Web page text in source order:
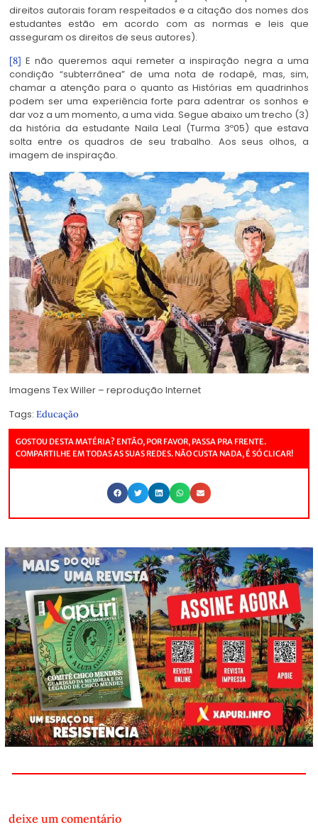
direitos autorais foram respeitados e a citação dos nomes dos
estudantes estão em acordo com as normas e leis que
asseguram os direitos de seus autores).
[8] E não queremos aqui remeter a inspiração negra a uma
condição “subterrânea” de uma nota de rodapé, mas, sim,
chamar a atenção para o quanto as Histórias em quadrinhos
podem ser uma experiência forte para adentrar os sonhos e
dar voz a um momento, a uma vida. Segue abaixo um trecho (3)
da história da estudante Naila Leal (Turma 3º05) que estava
solta entre os quadros de seu trabalho. Aos seus olhos, a
imagem de inspiração.
Imagens Tex Willer – reprodução Internet
Tags: Educação
GOSTOU DESTA MATÉRIA? ENTÃO, POR FAVOR, PASSA PRA FRENTE.
COMPARTILHE EM TODAS AS SUAS REDES. NÃO CUSTA NADA, É SÓ CLICAR!
deixe um comentário